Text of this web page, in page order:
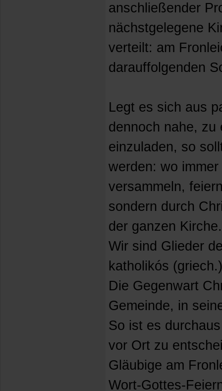
anschließender
nächstgelegene
verteilt: am
darauffolgenden
Legt es sich aus
dennoch nahe, zu
einzuladen, so
werden: wo
versammeln,
sondern durch
der ganzen Kirche.
Wir sind Glieder
katholikós
Die Gegenwart
Gemeinde, in
So ist es
vor Ort zu
Gläubige am
Wort-Gottes-